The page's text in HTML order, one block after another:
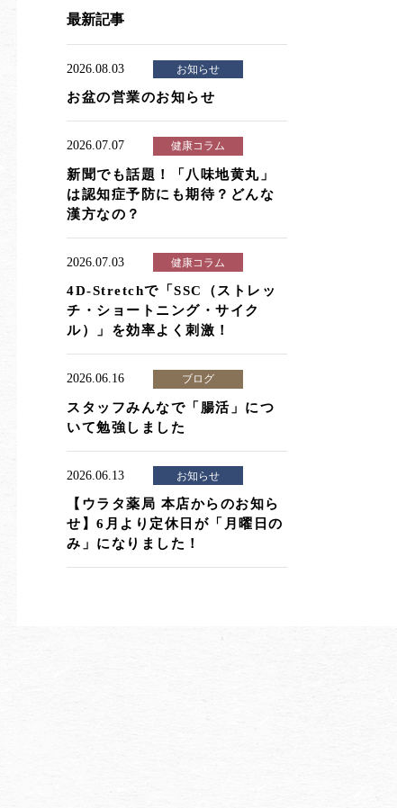
最新記事
2026.08.03 お知らせ
お盆の営業のお知らせ
2026.07.07 健康コラム
新聞でも話題！「八味地黄丸」
は認知症予防にも期待？どんな
漢方なの？
2026.07.03 健康コラム
4D-Stretchで「SSC（ストレッ
チ・ショートニング・サイク
ル）」を効率よく刺激！
2026.06.16 ブログ
スタッフみんなで「腸活」につ
いて勉強しました
2026.06.13 お知らせ
【ウラタ薬局 本店からのお知ら
せ】6月より定休日が「月曜日の
み」になりました！